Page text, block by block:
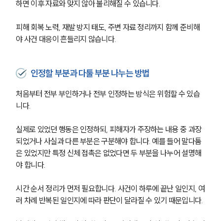
하면 이후 자료와 맞지 않아 불리해질 수 있습니다.
피해 회복 노력, 재발 방지 태도, 주변 자료 정리까지 함께 준비해
야 사건 대응이 흔들리지 않습니다.
인정할 부분과 다툴 부분 나누는 방법
처음부터 전부 부인하거나 전부 인정하는 방식은 위험할 수 있습
니다.
실제로 있었던 행동은 인정하되, 피해자가 주장하는 내용 중 과장
되었거나 사실과 다른 부분은 구분해야 합니다. 예를 들어 말다툼
은 있었지만 특정 신체 접촉은 없었다면 두 부분을 나누어 설명해
야 합니다.
시간 순서 정리가 먼저 필요합니다. 사건이 하루에 끝난 일인지, 여
러 차례 반복된 일인지에 따라 판단이 달라질 수 있기 때문입니다.